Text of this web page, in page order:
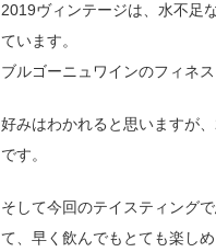
2019ヴィンテージは、水不足
ています。
ブルゴーニュワインのフィネ
好みはわかれると思いますが
です。
そして今回のテイスティング
て、早く飲んでもとても楽し